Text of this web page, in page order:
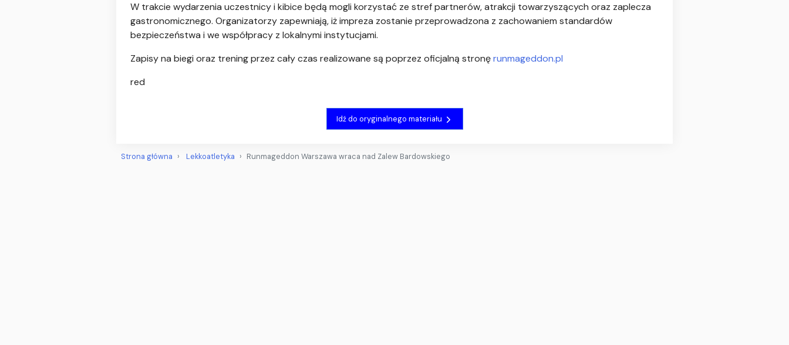
W trakcie wydarzenia uczestnicy i kibice będą mogli korzystać ze stref partnerów, atrakcji towarzyszących oraz zaplecza
gastronomicznego. Organizatorzy zapewniają, iż impreza zostanie przeprowadzona z zachowaniem standardów
bezpieczeństwa i we współpracy z lokalnymi instytucjami.
Zapisy na biegi oraz trening przez cały czas realizowane są poprzez oficjalną stronęrunmageddon.pl
red
Idź do oryginalnego materiału
Strona główna Lekkoatletyka Runmageddon Warszawa wraca nad Zalew Bardowskiego